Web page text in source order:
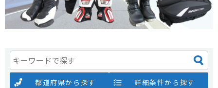
都道府県から探す 詳細条件から探す